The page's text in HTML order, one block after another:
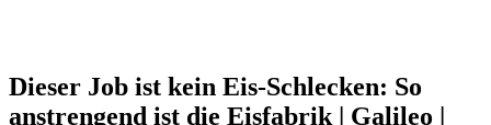
Dieser Job ist kein Eis-Schlecken: So
anstrengend ist die Eisfabrik | Galileo |